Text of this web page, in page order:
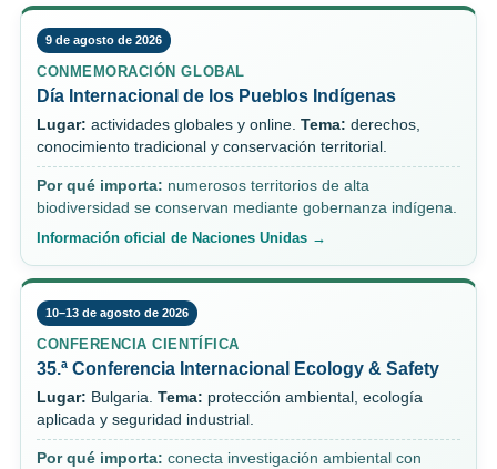
9 de agosto de 2026
CONMEMORACIÓN GLOBAL
Día Internacional de los Pueblos Indígenas
Lugar: actividades globales y online. Tema: derechos,
conocimiento tradicional y conservación territorial.
Por qué importa: numerosos territorios de alta
biodiversidad se conservan mediante gobernanza indígena.
Información oficial de Naciones Unidas →
10–13 de agosto de 2026
CONFERENCIA CIENTÍFICA
35.ª Conferencia Internacional Ecology & Safety
Lugar: Bulgaria. Tema: protección ambiental, ecología
aplicada y seguridad industrial.
Por qué importa: conecta investigación ambiental con